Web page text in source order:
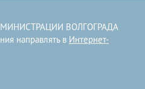
ВОЛГОГРАДА
направлять в Интернет-